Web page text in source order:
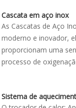
Cascata em aço inox
As Cascatas de Aço
moderno e inovador,
proporcionam uma
processo de
Sistema de